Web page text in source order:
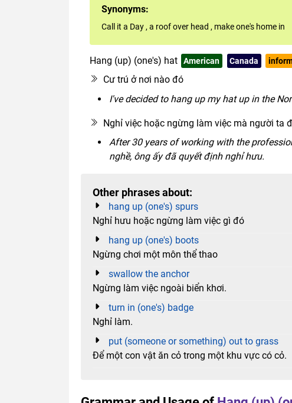
Synonyms:
Call it a Day , a roof over head , make one's home in
Hang (up) (one's) hat American Canada
Cư trú ở nơi nào đó
I've decided to hang up my hat up in the
Nghỉ việc hoặc ngừng làm việc mà người ta
After 30 years of working with the
nghề, ông ấy đã quyết định nghỉ hưu.
Other phrases about:
hang up (one's) spurs
Nghỉ hưu hoặc ngừng làm việc gì đó
hang up (one's) boots
Ngừng chơi một môn thể thao
swallow the anchor
Ngừng làm việc ngoài biển khơi.
turn in (one's) badge
Nghỉ làm.
put (someone or something) out to grass
Để một con vật ăn cỏ trong một khu vực có cỏ.